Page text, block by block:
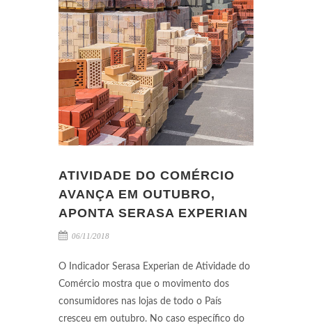
ATIVIDADE DO COMÉRCIO
AVANÇA EM OUTUBRO,
APONTA SERASA EXPERIAN
06/11/2018
O Indicador Serasa Experian de Atividade do
Comércio mostra que o movimento dos
consumidores nas lojas de todo o País
cresceu em outubro. No caso específico do